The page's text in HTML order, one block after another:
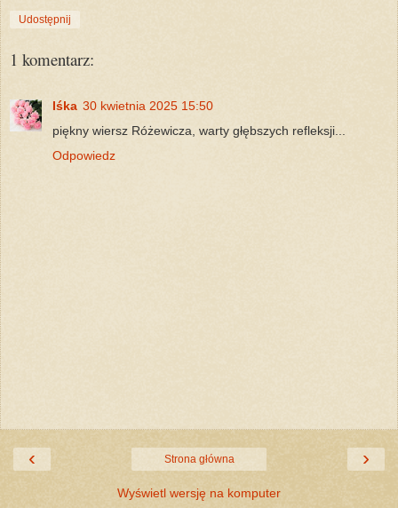
Udostępnij
1 komentarz:
Iśka 30 kwietnia 2025 15:50
piękny wiersz Różewicza, warty głębszych refleksji...
Odpowiedz
‹ ›
Strona główna
Wyświetl wersję na komputer